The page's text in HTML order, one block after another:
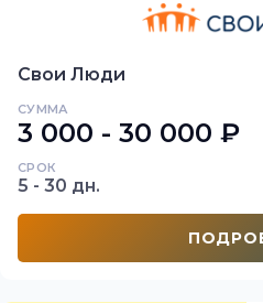
Свои Люди
СУММА
3 000 - 30 000 ₽
СРОК
5 - 30 дн.